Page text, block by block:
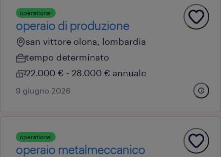
operational
operaio di produzione
san vittore olona, lombardia
tempo determinato
22.000 € - 28.000 € annuale
9 giugno 2026
operational
operaio metalmeccanico